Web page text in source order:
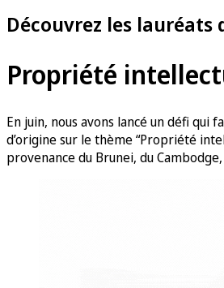
Découvrez les lauréats
Propriété
En juin, nous avons lancé un défi qui
d’origine sur le thème “Propriété
provenance du Brunei, du